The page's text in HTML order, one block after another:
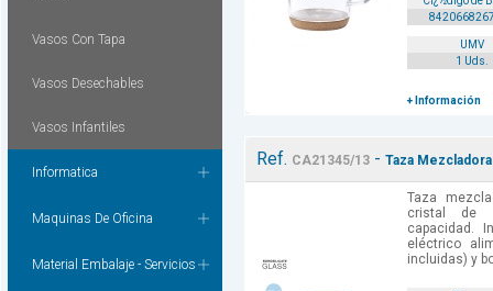
Vasos Con Tapa
Vasos Desechables
Vasos Infantiles
Informatica
Maquinas De Oficina
Material Embalaje - Servicios
UMV
1 Uds.
+ Información
Ref. CA21345/13 - Taza
Taza
cristal de
capacidad.
eléctrico
incluidas) y